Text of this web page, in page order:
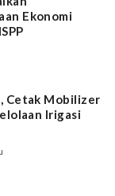
Ekonomi
Cetak Mobilizer
Irigasi